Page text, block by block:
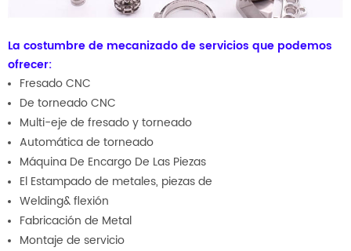
La costumbre de mecanizado de servicios que podemos
ofrecer:
Fresado CNC
De torneado CNC
Multi-eje de fresado y torneado
Automática de torneado
Máquina De Encargo De Las Piezas
El Estampado de metales, piezas de
Welding& flexión
Fabricación de Metal
Montaje de servicio